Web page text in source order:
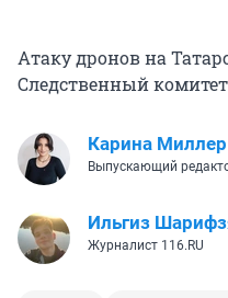
Атаку дронов на
Следственный
Карина Миллер
Выпускающий
Ильгиз
Журналист 116.RU